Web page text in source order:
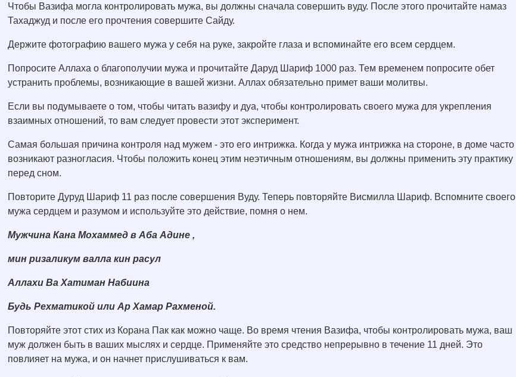
Чтобы Вазифа могла контролировать мужа, вы должны сначала совершить вуду. После этого прочитайте намаз
Тахаджуд и после его прочтения совершите Сайду.
Держите фотографию вашего мужа у себя на руке, закройте глаза и вспоминайте его всем сердцем.
Попросите Аллаха о благополучии мужа и прочитайте Даруд Шариф 1000 раз. Тем временем попросите обет
устранить проблемы, возникающие в вашей жизни. Аллах обязательно примет ваши молитвы.
Если вы подумываете о том, чтобы читать вазифу и дуа, чтобы контролировать своего мужа для укрепления
взаимных отношений, то вам следует провести этот эксперимент.
Самая большая причина контроля над мужем - это его интрижка. Когда у мужа интрижка на стороне, в доме часто
возникают разногласия. Чтобы положить конец этим неэтичным отношениям, вы должны применить эту практику
перед сном.
Повторите Дуруд Шариф 11 раз после совершения Вуду. Теперь повторяйте Висмилла Шариф. Вспомните своего
мужа сердцем и разумом и используйте это действие, помня о нем.
Мужчина Кана Мохаммед в Аба Адине ,
мин ризаликум валла кин расул
Аллахи Ва Хатиман Набиина
Будь Рехматикой или Ар Хамар Рахменой.
Повторяйте этот стих из Корана Пак как можно чаще. Во время чтения Вазифа, чтобы контролировать мужа, ваш
муж должен быть в ваших мыслях и сердце. Применяйте это средство непрерывно в течение 11 дней. Это
повлияет на мужа, и он начнет прислушиваться к вам.